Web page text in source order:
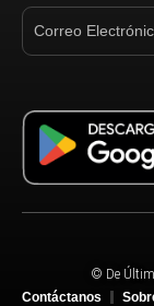
© De
Contáctanos